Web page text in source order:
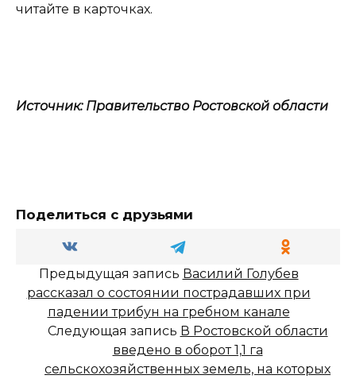
читайте в карточках.
Источник: Правительство Ростовской области
Поделиться с друзьями
Предыдущая запись Василий Голубев
рассказал о состоянии пострадавших при
падении трибун на гребном канале
Следующая запись В Ростовской области
введено в оборот 1,1 га
сельскохозяйственных земель, на которых